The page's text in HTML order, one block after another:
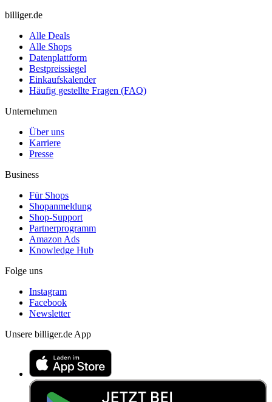
billiger.de
Alle Deals
Alle Shops
Datenplattform
Bestpreissiegel
Einkaufskalender
Häufig gestellte Fragen (FAQ)
Unternehmen
Über uns
Karriere
Presse
Business
Für Shops
Shopanmeldung
Shop-Support
Partnerprogramm
Amazon Ads
Knowledge Hub
Folge uns
Instagram
Facebook
Newsletter
Unsere billiger.de App